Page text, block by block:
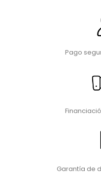
Pago
Garantía de